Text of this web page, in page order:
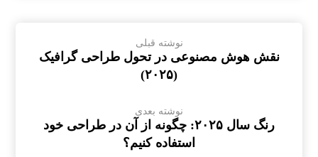
نوشته قبلی
نقش هوش مصنوعی در تحول طراحی گرافیک
(۲۰۲۵)
نوشته بعدی
رنگ سال ۲۰۲۵: چگونه از آن در طراحی خود
استفاده کنیم؟